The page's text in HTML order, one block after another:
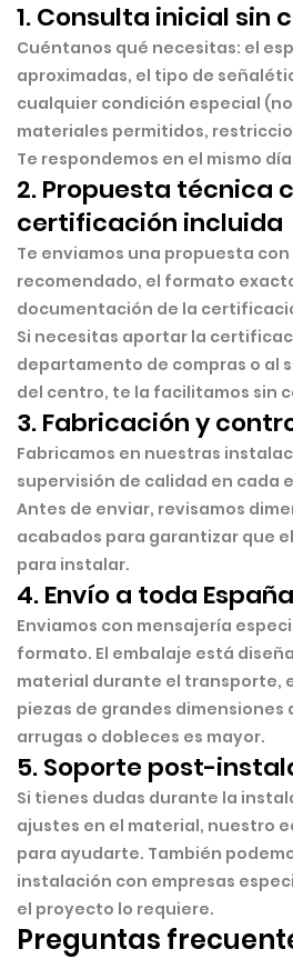
1. Consulta inicial sin
Cuéntanos qué necesitas: el
aproximadas, el tipo de
cualquier condición especial
materiales permitidos,
Te respondemos en el mismo
2. Propuesta técnica
certificación incluida
Te enviamos una propuesta
recomendado, el formato
documentación de la
Si necesitas aportar la
departamento de compras o al
del centro, te la facilitamos sin
3. Fabricación y
Fabricamos en nuestras
supervisión de calidad en cada
Antes de enviar, revisamos
acabados para garantizar que
para instalar.
4. Envío a toda
Enviamos con mensajería
formato. El embalaje está
material durante el transporte,
piezas de grandes dimensiones
arrugas o dobleces es mayor.
5. Soporte post-
Si tienes dudas durante la
ajustes en el material, nuestro
para ayudarte. También
instalación con empresas
el proyecto lo requiere.
Preguntas